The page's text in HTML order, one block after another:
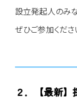
設立発起人のみ
ぜひご参加くださ
２． 【最新